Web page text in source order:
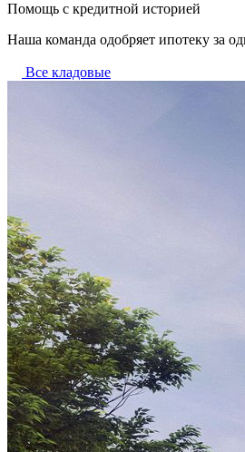
Помощь с кредитной историей
Наша команда одобряет ипотеку за
Все кладовые